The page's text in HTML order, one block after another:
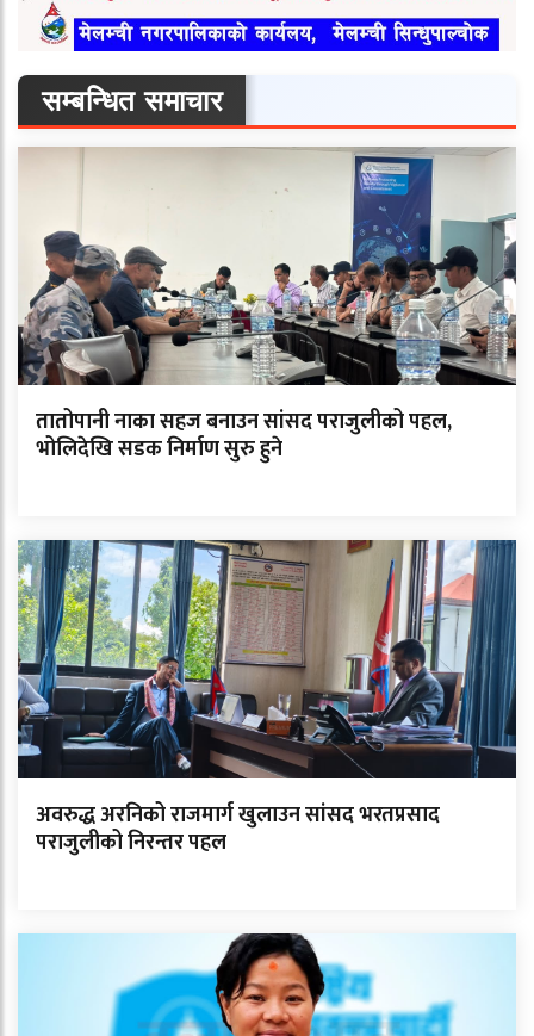
सम्बन्धित समाचार
तातोपानी नाका सहज बनाउन सांसद पराजुलीको पहल,
भोलिदेखि सडक निर्माण सुरु हुने
अवरुद्ध अरनिको राजमार्ग खुलाउन सांसद भरतप्रसाद
पराजुलीको निरन्तर पहल